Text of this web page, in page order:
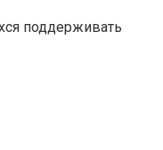
поддерживать